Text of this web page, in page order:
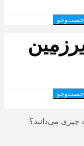
جست‌وجو
جست‌وجو